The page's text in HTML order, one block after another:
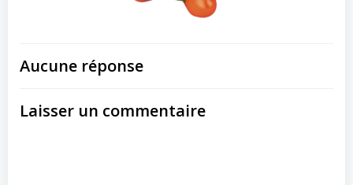
Aucune réponse
Laisser un commentaire